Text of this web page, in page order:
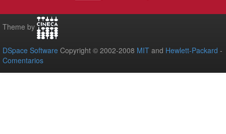
Theme by
DSpace Software Copyright © 2002-2008 MIT and Hewlett-Packard -
Comentarios